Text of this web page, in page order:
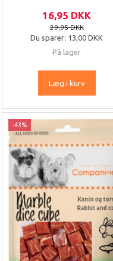
16,95 DKK
29,95 DKK
Du sparer: 13,00 DKK
På lager
Læg i kurv
-43%